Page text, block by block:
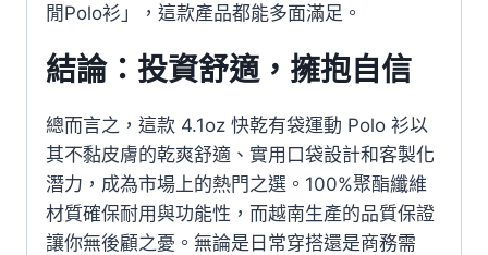
閒Polo衫」，這款產品都能多面滿足。
結論：投資舒適，擁抱自信
總而言之，這款 4.1oz 快乾有袋運動 Polo 衫以
其不黏皮膚的乾爽舒適、實用口袋設計和客製化
潛力，成為市場上的熱門之選。100%聚酯纖維
材質確保耐用與功能性，而越南生產的品質保證
讓你無後顧之憂。無論是日常穿搭還是商務需